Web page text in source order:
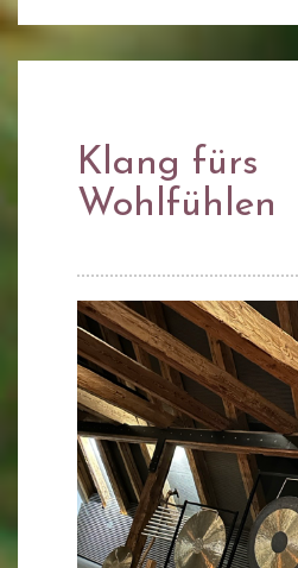
Klang fürs
Wohlfühlen